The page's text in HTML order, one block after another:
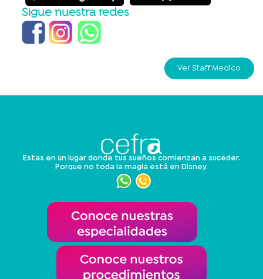
Sigue nuestra redes
Ver Staff Medico
Estas en un lugar donde tus sueños comienzan a suceder.
Porque no toda la magia está en Disney.